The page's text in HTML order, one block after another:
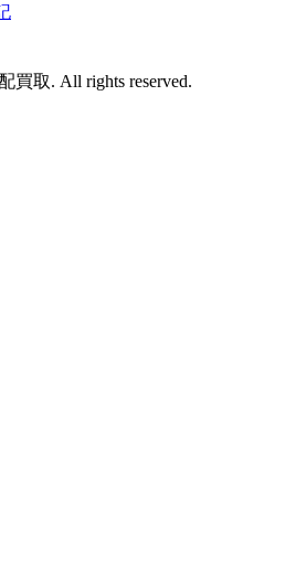
買取. All rights reserved.